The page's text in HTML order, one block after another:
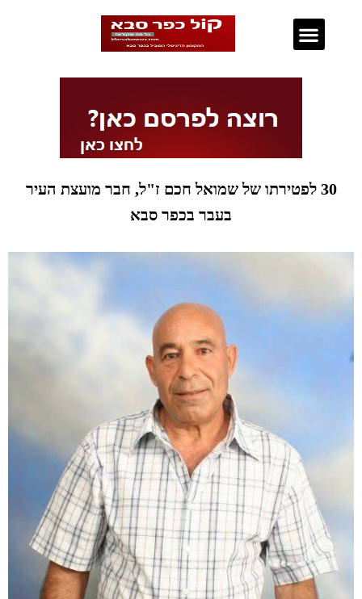
30 לפטירתו של שמואל חכם ז"ל, חבר מועצת העיר
בעבר בכפר סבא